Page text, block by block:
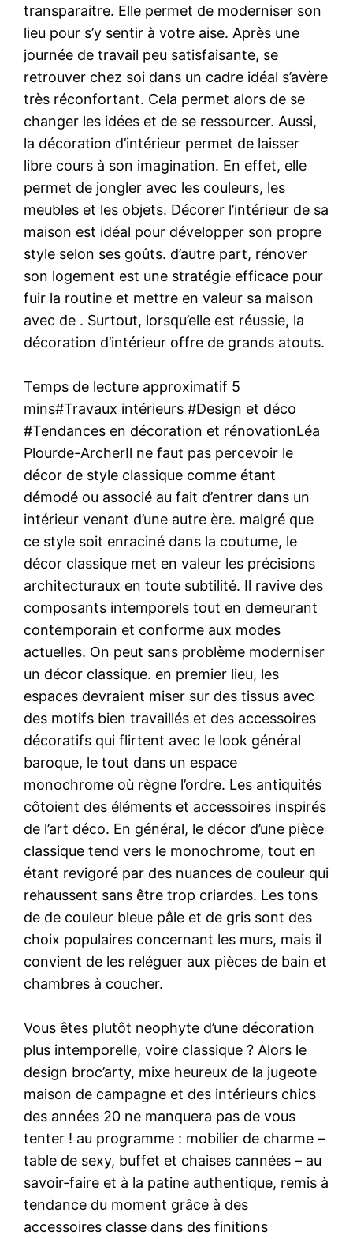
transparaitre. Elle permet de moderniser son
lieu pour s’y sentir à votre aise. Après une
journée de travail peu satisfaisante, se
retrouver chez soi dans un cadre idéal s’avère
très réconfortant. Cela permet alors de se
changer les idées et de se ressourcer. Aussi,
la décoration d’intérieur permet de laisser
libre cours à son imagination. En effet, elle
permet de jongler avec les couleurs, les
meubles et les objets. Décorer l’intérieur de sa
maison est idéal pour développer son propre
style selon ses goûts. d’autre part, rénover
son logement est une stratégie efficace pour
fuir la routine et mettre en valeur sa maison
avec de . Surtout, lorsqu’elle est réussie, la
décoration d’intérieur offre de grands atouts.
Temps de lecture approximatif 5
mins#Travaux intérieurs #Design et déco
#Tendances en décoration et rénovationLéa
Plourde-ArcherIl ne faut pas percevoir le
décor de style classique comme étant
démodé ou associé au fait d’entrer dans un
intérieur venant d’une autre ère. malgré que
ce style soit enraciné dans la coutume, le
décor classique met en valeur les précisions
architecturaux en toute subtilité. Il ravive des
composants intemporels tout en demeurant
contemporain et conforme aux modes
actuelles. On peut sans problème moderniser
un décor classique. en premier lieu, les
espaces devraient miser sur des tissus avec
des motifs bien travaillés et des accessoires
décoratifs qui flirtent avec le look général
baroque, le tout dans un espace
monochrome où règne l’ordre. Les antiquités
côtoient des éléments et accessoires inspirés
de l’art déco. En général, le décor d’une pièce
classique tend vers le monochrome, tout en
étant revigoré par des nuances de couleur qui
rehaussent sans être trop criardes. Les tons
de de couleur bleue pâle et de gris sont des
choix populaires concernant les murs, mais il
convient de les reléguer aux pièces de bain et
chambres à coucher.
Vous êtes plutôt neophyte d’une décoration
plus intemporelle, voire classique ? Alors le
design broc’arty, mixe heureux de la jugeote
maison de campagne et des intérieurs chics
des années 20 ne manquera pas de vous
tenter ! au programme : mobilier de charme –
table de sexy, buffet et chaises cannées – au
savoir-faire et à la patine authentique, remis à
tendance du moment grâce à des
accessoires classe dans des finitions